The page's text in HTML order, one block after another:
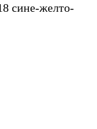
сине-желто-